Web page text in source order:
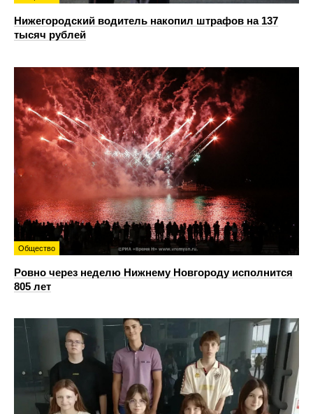
Нижегородский водитель накопил штрафов на 137
тысяч рублей
Общество
Ровно через неделю Нижнему Новгороду исполнится
805 лет